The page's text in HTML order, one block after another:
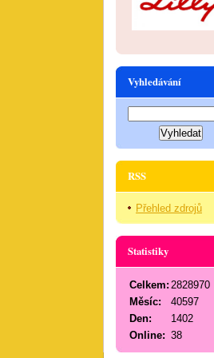
Vyhledávání
RSS
Přehled zdrojů
Statistiky
Online: 38
Celkem: 2828970
Měsíc:
40597
Den:
1402